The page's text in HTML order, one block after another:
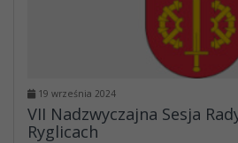
19 września 2024
VII Nadzwyczajna Sesja
Ryglicach